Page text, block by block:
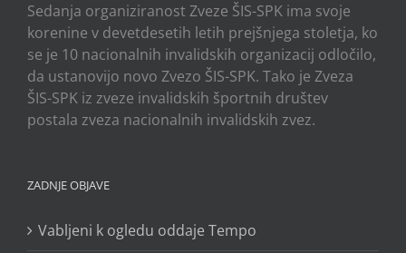
Sedanja organiziranost Zveze ŠIS-SPK ima svoje
korenine v devetdesetih letih prejšnjega stoletja, ko
se je 10 nacionalnih invalidskih organizacij odločilo,
da ustanovijo novo Zvezo ŠIS-SPK. Tako je Zveza
ŠIS-SPK iz zveze invalidskih športnih društev
postala zveza nacionalnih invalidskih zvez.
ZADNJE OBJAVE
Vabljeni k ogledu oddaje Tempo